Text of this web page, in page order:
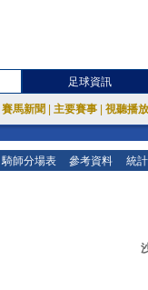
足球資訊
賽馬新聞 主要賽事 視聽播
騎師分場表 參考資料 統